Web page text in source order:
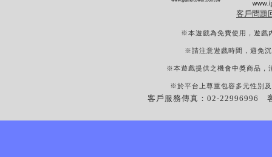
客戶問題
※本遊戲為免費使用，遊戲
※請注意遊戲時間，避免
※本遊戲提供之機會中獎商品，
※於平台上尊重包容多元性別
客戶服務傳真：02-22996996